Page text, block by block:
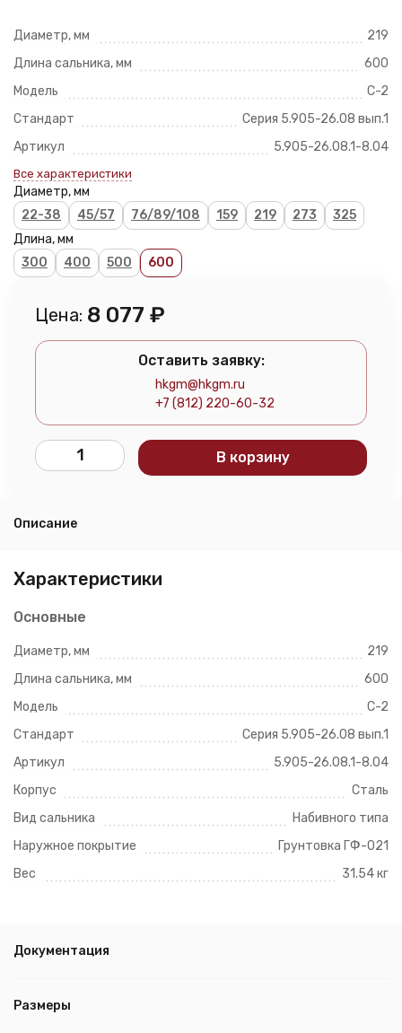
Диаметр, мм
219
Длина сальника, мм
600
Модель
С-2
Стандарт
Серия 5.905-26.08 вып.1
Артикул
5.905-26.08.1-8.04
Все характеристики
Диаметр, мм
22-38
45/57 76/89/108 159 219 273
325
Длина, мм
300
400 500 600
Цена: 8 077 ₽
Оставить заявку:
hkgm@hkgm.ru
+7 (812) 220-60-32
В корзину
Описание
Характеристики
Основные
Диаметр, мм
219
Длина сальника, мм
600
Модель
С-2
Стандарт
Серия 5.905-26.08 вып.1
Артикул
5.905-26.08.1-8.04
Корпус
Сталь
Вид сальника
Набивного типа
Наружное покрытие
Грунтовка ГФ-021
Вес
31.54 кг
Документация
Размеры